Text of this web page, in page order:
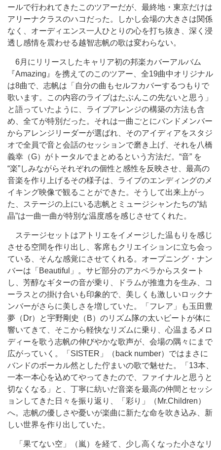
ールで行われてきたこのツアーだが、最終地・東京だけは
アリーナクラスのハコだった。しかし会場の大きさは関係
なく、オーディエンス一人ひとりの心を打ち抜き、深く浸
透し感情を震わせる越智志帆の歌は変わらない。
6月にリリースしたキャリア初の邦楽カバーアルバム
『Amazing』を携えてのこのツアー、全19曲中オリジナル
は8曲で、志帆は「自分の曲もセルフカバーするつもりで
歌います。この内容のライブはたぶんこの先ないと思う」
と語っていたように、ライブアレンジの構築の方法も含
め、全てが特別だった。それは一曲ごとにバンドメンバー
からアレンジリーダーが選ばれ、そのアイディアをスタジ
オで全員で音と会話のセッションで磨き上げ、それを八橋
義幸（G）がトータルでまとめるという方法だ。“音” を
“楽”しみながらそれぞれの個性と感性を反映させ、最高の
音楽を作り上げるその様子は、ライブのエンディングのメ
イキング映像で観ることができた。そうして出来上がっ
た、ステージの上にいる志帆とミュージシャンたちの“結
晶”は一曲一曲が特別な温度感を感じさせてくれた。
ステージセットはアトリエをイメージした温もりを感じ
させる空間を作り出し、客席もクリエイションに立ち会っ
ている、そんな感覚にさせてくれる。オープニング・ナン
バーは「Beautiful」。サビ部分のアカペラからスタート
し、芳醇なギターの音が乗り、ドラムが推進力を生み、コ
ーラスとの掛け合いも印象的で、美しくも激しいロックナ
ンバーがさらに美しさを増していた。「フレア」も玉田豊
夢（Dr）と宇野剛史（B）のリズム隊の太いビートが体に
響いてきて、そこから軽快なリズムに乗り、心温まるメロ
ディーを歌う志帆の伸びやかな歌声が、会場の隅々にまで
広がっていく。「SISTER」（back number）ではまさに
バンドのボーカル然とした佇まいの歌で魅せた。「13本、
一本一本心を込めてやってきたので、ファイナルと思うと
切なくなる」と、丁寧に紡いだ音楽を最高の仲間とセッシ
ョンしてきた日々を振り返り、「彩り」（Mr.Children）
へ。志帆の優しさや憂いが楽曲に新たな命を吹き込み、新
しい世界を作り出していた。
「果てない空」（嵐）を経て、少し高くなった小さなリ